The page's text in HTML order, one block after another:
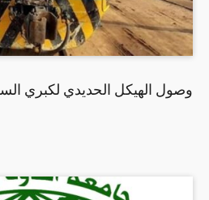
وصول الهيكل الحديدي لكبري